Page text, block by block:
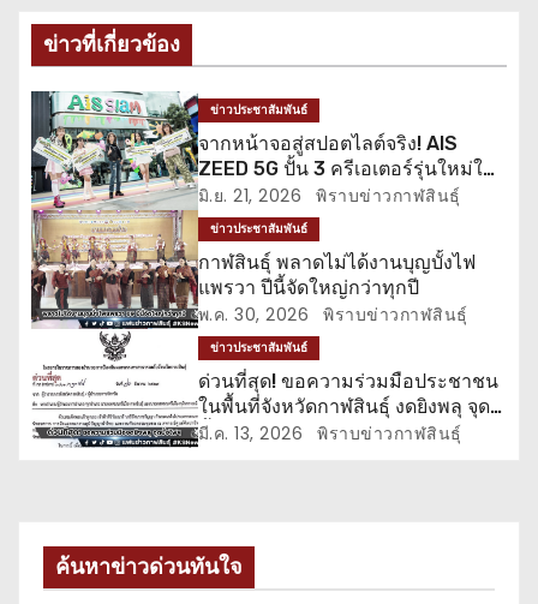
แ
น
ว
เ
รื่
อ
ง
ข่าวที่เกี่ยวข้อง
ข่าวประชาสัมพันธ์
จากหน้าจอสู่สปอตไลต์จริง! AIS
ZEED 5G ปั้น 3 ครีเอเตอร์รุ่นใหม่ให้
แจ้งเกิด
มิ.ย. 21, 2026 พิราบข่าวกาฬสินธุ์
ข่าวประชาสัมพันธ์
กาฬสินธุ์ พลาดไม่ได้งานบุญบั้งไฟ
แพรวา ปีนี้จัดใหญ่กว่าทุกปี
พ.ค. 30, 2026 พิราบข่าวกาฬสินธุ์
ข่าวประชาสัมพันธ์
ด่วนที่สุด! ขอความร่วมมือประชาชน
ในพื้นที่จังหวัดกาฬสินธุ์ งดยิงพลุ จุด
บั้งไฟ ปล่อยโคมลอย
มี.ค. 13, 2026 พิราบข่าวกาฬสินธุ์
ค้นหาข่าวด่วนทันใจ